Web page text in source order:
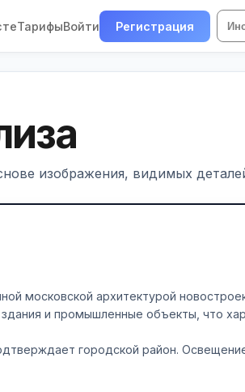
ТарифыВойти Регистрация
изображения, видимых
московской архитектурой
и промышленные объекты, что
городской район.